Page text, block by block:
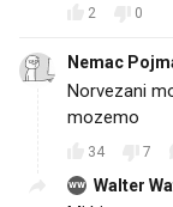
2 0
Nemac
Norvezani
mozemo
34 7
WW Walter